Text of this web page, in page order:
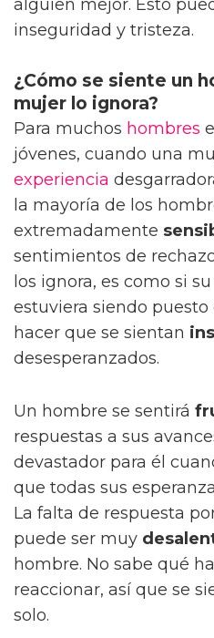
alguien mejor. Esto
inseguridad y tristeza.
¿Cómo se siente un
mujer lo ignora?
Para muchos hombres
jóvenes, cuando una
experiencia
la mayoría de los
extremadamente
sentimientos de
los ignora, es como si
estuviera siendo
hacer que se sientan
desesperanzados.
Un hombre se sentirá
respuestas a sus
devastador para él
que todas sus
La falta de respuesta
puede ser muy
hombre. No sabe qué
reaccionar, así que se
solo.